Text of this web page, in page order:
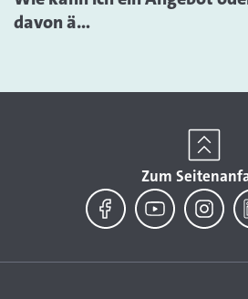
davon ä...
Zum